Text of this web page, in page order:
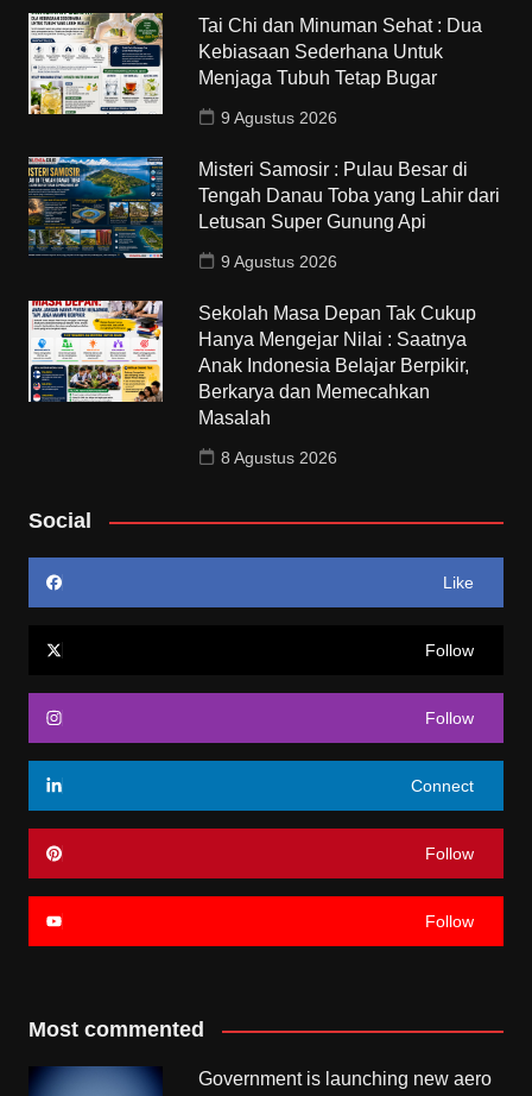
Tai Chi dan Minuman Sehat : Dua
Kebiasaan Sederhana Untuk
Menjaga Tubuh Tetap Bugar
9 Agustus 2026
Misteri Samosir : Pulau Besar di
Tengah Danau Toba yang Lahir dari
Letusan Super Gunung Api
9 Agustus 2026
Sekolah Masa Depan Tak Cukup
Hanya Mengejar Nilai : Saatnya
Anak Indonesia Belajar Berpikir,
Berkarya dan Memecahkan
Masalah
8 Agustus 2026
Social
Like
Follow
Follow
Connect
Follow
Follow
Most commented
Government is launching new aero